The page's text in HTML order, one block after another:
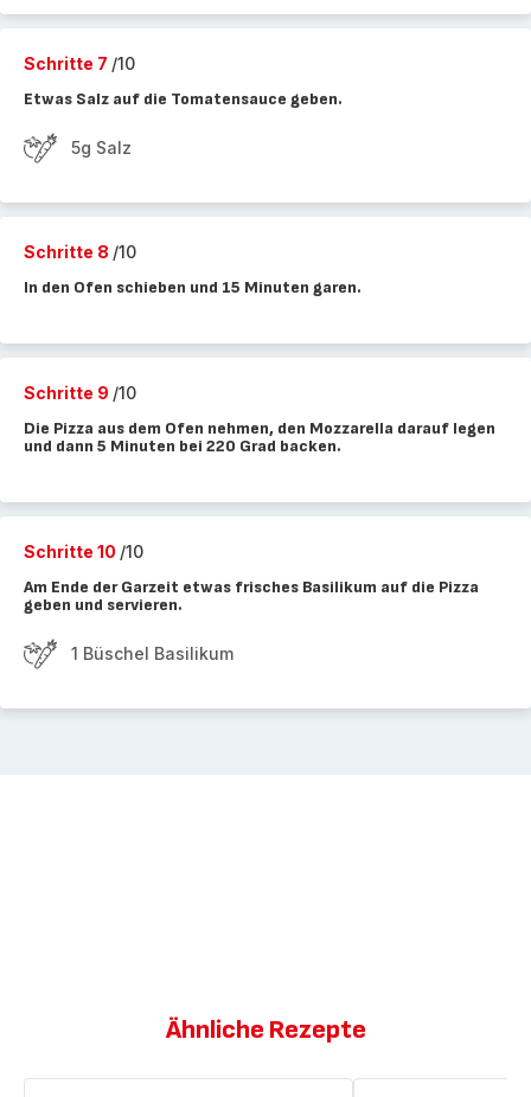
Schritte 7 /10
Etwas Salz auf die Tomatensauce geben.
5g Salz
Schritte 8 /10
In den Ofen schieben und 15 Minuten garen.
Schritte 9 /10
Die Pizza aus dem Ofen nehmen, den Mozzarella darauf legen
und dann 5 Minuten bei 220 Grad backen.
Schritte 10 /10
Am Ende der Garzeit etwas frisches Basilikum auf die Pizza
geben und servieren.
1 Büschel Basilikum
Ähnliche Rezepte